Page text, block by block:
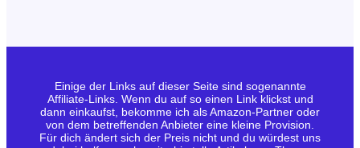
Einige der Links auf dieser Seite sind sogenannte
Affiliate-Links. Wenn du auf so einen Link klickst und
dann einkaufst, bekomme ich als Amazon-Partner oder
von dem betreffenden Anbieter eine kleine Provision.
Für dich ändert sich der Preis nicht und du würdest uns